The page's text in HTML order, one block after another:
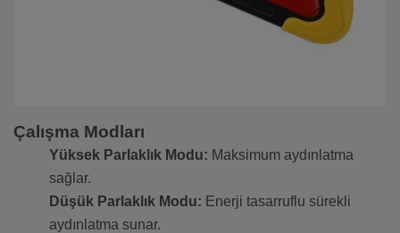
Çalışma Modları
Yüksek Parlaklık Modu: Maksimum aydınlatma
sağlar.
Düşük Parlaklık Modu: Enerji tasarruflu sürekli
aydınlatma sunar.